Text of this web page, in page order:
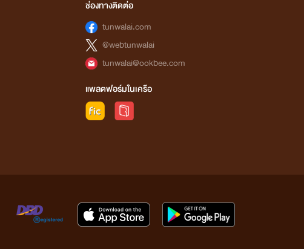
ช่องทางติดต่อ
tunwalai.com
@webtunwalai
tunwalai@ookbee.com
แพลตฟอร์มในเครือ